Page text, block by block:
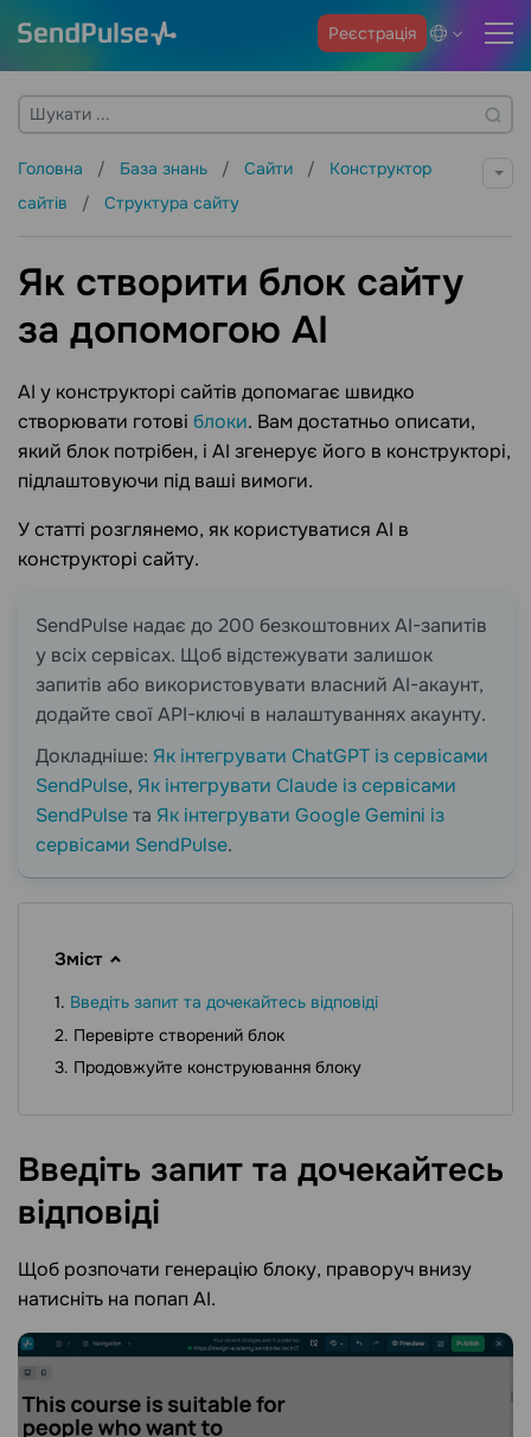
Реєстрація
Головна База знань Сайти
Конструктор
сайтів
Структура сайту
Як створити блок сайту
за допомогою AI
AI у конструкторі сайтів допомагає швидко
створювати готові блоки. Вам достатньо описати,
який блок потрібен, і AI згенерує його в конструкторі,
підлаштовуючи під ваші вимоги.
У статті розглянемо, як користуватися AI в
конструкторі сайту.
SendPulse надає до 200 безкоштовних AI-запитів
у всіх сервісах. Щоб відстежувати залишок
запитів або використовувати власний AI-акаунт,
додайте свої API-ключі в налаштуваннях акаунту.
Докладніше: Як інтегрувати ChatGPT із сервісами
SendPulse, Як інтегрувати Claude із сервісами
SendPulseта Як інтегрувати Google Gemini із
сервісами SendPulse.
Зміст
Введіть запит та дочекайтесь відповіді
Перевірте створений блок
Продовжуйте конструювання блоку
Введіть запит та дочекайтесь
відповіді
Щоб розпочати генерацію блоку, праворуч внизу
натисніть на попап AI.